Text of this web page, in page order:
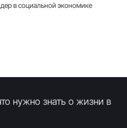
в социальной экономике
нужно знать о жизни в